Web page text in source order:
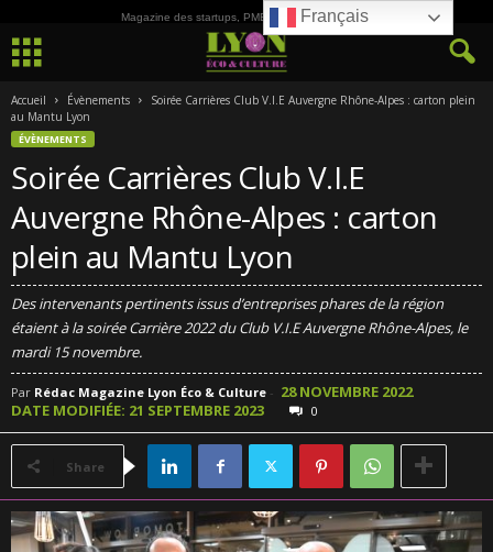
Magazine des startups, PME, ETI et de la Culture
Accueil Évènements
Soirée Carrières Club V.I.E Auvergne Rhône-Alpes : carton plein
au Mantu Lyon
ÉVÈNEMENTS
Soirée Carrières Club V.I.E
Auvergne Rhône-Alpes : carton
plein au Mantu Lyon
Des intervenants pertinents issus d’entreprises phares de la région
étaient à la soirée Carrière 2022 du Club V.I.E Auvergne Rhône-Alpes, le
mardi 15 novembre.
Par Rédac Magazine Lyon Éco & Culture - 28 NOVEMBRE 2022
DATE MODIFIÉE: 21 SEPTEMBRE 2023
0
Share
Français